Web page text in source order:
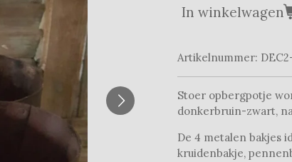
In winkelwagen
Artikelnummer:
Stoer opbergpotje
donkerbruin-zwart,
De 4 metalen bakjes
kruidenbakje,